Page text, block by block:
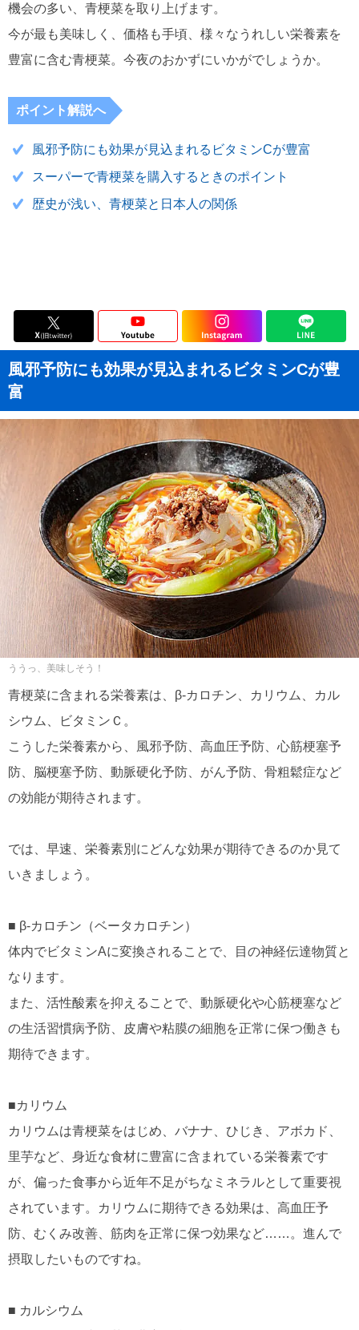
機会の多い、青梗菜を取り上げます。
今が最も美味しく、価格も手頃、様々なうれしい栄養素を
豊富に含む青梗菜。今夜のおかずにいかがでしょうか。
ポイント解説へ
風邪予防にも効果が見込まれるビタミンCが豊富
スーパーで青梗菜を購入するときのポイント
歴史が浅い、青梗菜と日本人の関係
風邪予防にも効果が見込まれるビタミンCが豊
富
ううっ、美味しそう！
青梗菜に含まれる栄養素は、β-カロチン、カリウム、カル
シウム、ビタミンＣ。
こうした栄養素から、風邪予防、高血圧予防、心筋梗塞予
防、脳梗塞予防、動脈硬化予防、がん予防、骨粗鬆症など
の効能が期待されます。
では、早速、栄養素別にどんな効果が期待できるのか見て
いきましょう。
■ β-カロチン（ベータカロチン）
体内でビタミンAに変換されることで、目の神経伝達物質と
なります。
また、活性酸素を抑えることで、動脈硬化や心筋梗塞など
の生活習慣病予防、皮膚や粘膜の細胞を正常に保つ働きも
期待できます。
■カリウム
カリウムは青梗菜をはじめ、バナナ、ひじき、アボカド、
里芋など、身近な食材に豊富に含まれている栄養素です
が、偏った食事から近年不足がちなミネラルとして重要視
されています。カリウムに期待できる効果は、高血圧予
防、むくみ改善、筋肉を正常に保つ効果など……。進んで
摂取したいものですね。
■ カルシウム